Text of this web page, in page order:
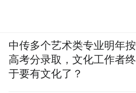
中传多个艺术类专业明年按
高考分录取，文化工作者终
于要有文化了？